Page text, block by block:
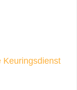
Keuringsdienst